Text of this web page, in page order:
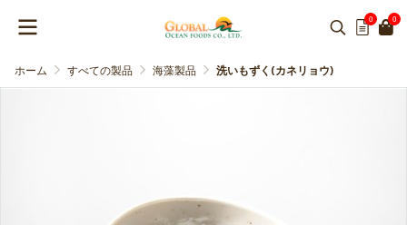
0 0
ホーム すべての製品 海藻製品 洗いもずく(カネリョウ)